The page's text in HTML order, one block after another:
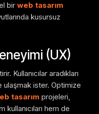
bir web tasarım
kusursuz
(UX)
Kullanıcılar aradıkları
ulaşmak ister. Optimize
tasarım projeleri,
kullanıcıları hem de